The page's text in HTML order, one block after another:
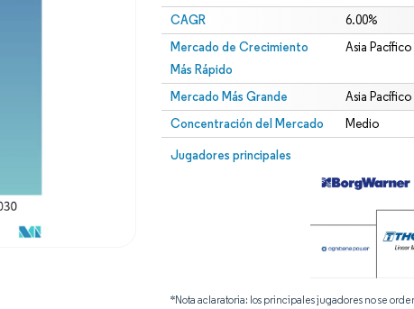
CAGR 6.00%
Mercado de Crecimiento
Más Rápido
Asia Pacífico
Mercado Más Grande Asia Pacífico
Concentración del Mercado Medio
Jugadores principales
*Nota aclaratoria: los principales jugadores no se